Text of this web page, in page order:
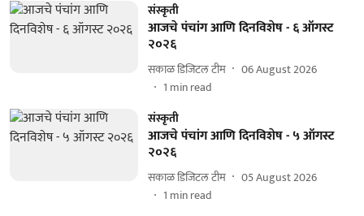
संस्कृती
आजचे पंचांग आणि दिनविशेष - ६ ऑगस्ट
२०२६
सकाळ डिजिटल टीम
06 August 2026
1 min read
संस्कृती
आजचे पंचांग आणि दिनविशेष - ५ ऑगस्ट
२०२६
सकाळ डिजिटल टीम
05 August 2026
1 min read